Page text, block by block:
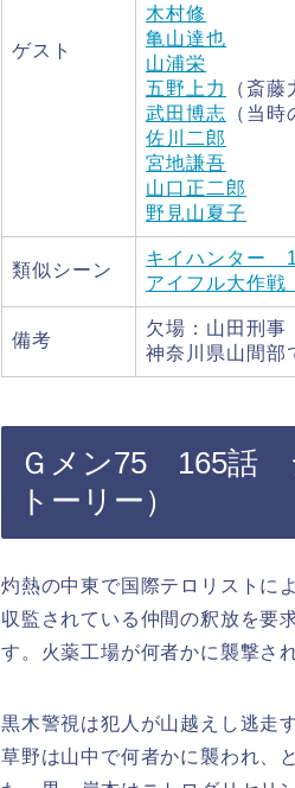
ゲスト
木村修
亀山達也
山浦栄
五野上力
（斎
武田博志 （当
佐川二郎
宮地謙吾
山口正二郎
野見山夏子
類似シーン
キイハンター
アイフル大作
備考
欠場：山田刑事
神奈川県山間部
Ｇメン75 165話
トーリー）
灼熱の中東で国際テロリストに
収監されている仲間の釈放を要
す。火薬工場が何者かに襲撃さ
黒木警視は犯人が山越えし逃走
草野は山中で何者かに襲われ、